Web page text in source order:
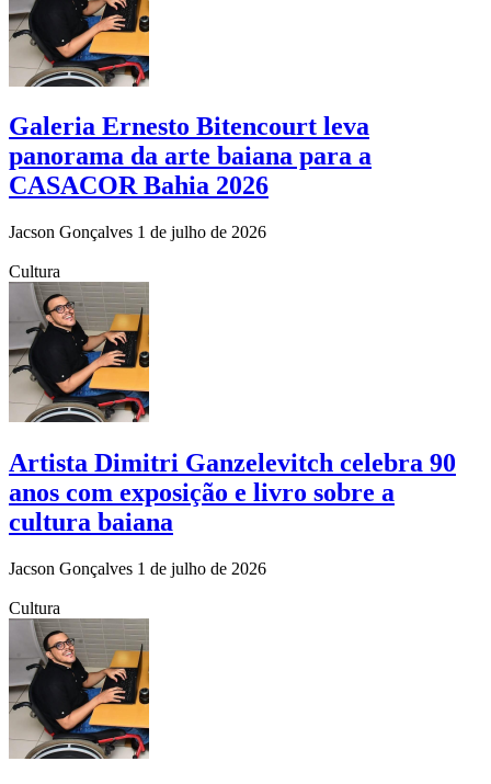
Galeria Ernesto Bitencourt leva
panorama da arte baiana para a
CASACOR Bahia 2026
Jacson Gonçalves 1 de julho de 2026
Cultura
Artista Dimitri Ganzelevitch celebra 90
anos com exposição e livro sobre a
cultura baiana
Jacson Gonçalves 1 de julho de 2026
Cultura